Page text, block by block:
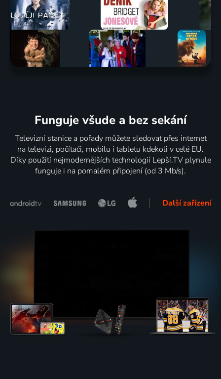
Funguje všude a bez sekání
Televizní stanice a pořady můžete sledovat přes internet
na televizi, počítači, mobilu i tabletu kdekoli v celé EU.
Díky použití nejmodernějších technologií Lepší.TV plynule
funguje i na pomalém připojení (od 3 Mb/s).
Další zařízení